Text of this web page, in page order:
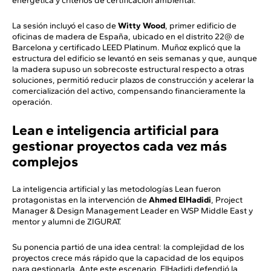
La sesión incluyó el caso de Witty Wood, primer edificio de
oficinas de madera de España, ubicado en el distrito 22@ de
Barcelona y certificado LEED Platinum. Muñoz explicó que la
estructura del edificio se levantó en seis semanas y que, aunque
la madera supuso un sobrecoste estructural respecto a otras
soluciones, permitió reducir plazos de construcción y acelerar la
comercialización del activo, compensando financieramente la
operación.
Lean e inteligencia artificial para
gestionar proyectos cada vez más
complejos
La inteligencia artificial y las metodologías Lean fueron
protagonistas en la intervención de Ahmed ElHadidi, Project
Manager & Design Management Leader en WSP Middle East y
mentor y alumni de ZIGURAT.
Su ponencia partió de una idea central: la complejidad de los
proyectos crece más rápido que la capacidad de los equipos
para gestionarla. Ante este escenario, ElHadidi defendió la